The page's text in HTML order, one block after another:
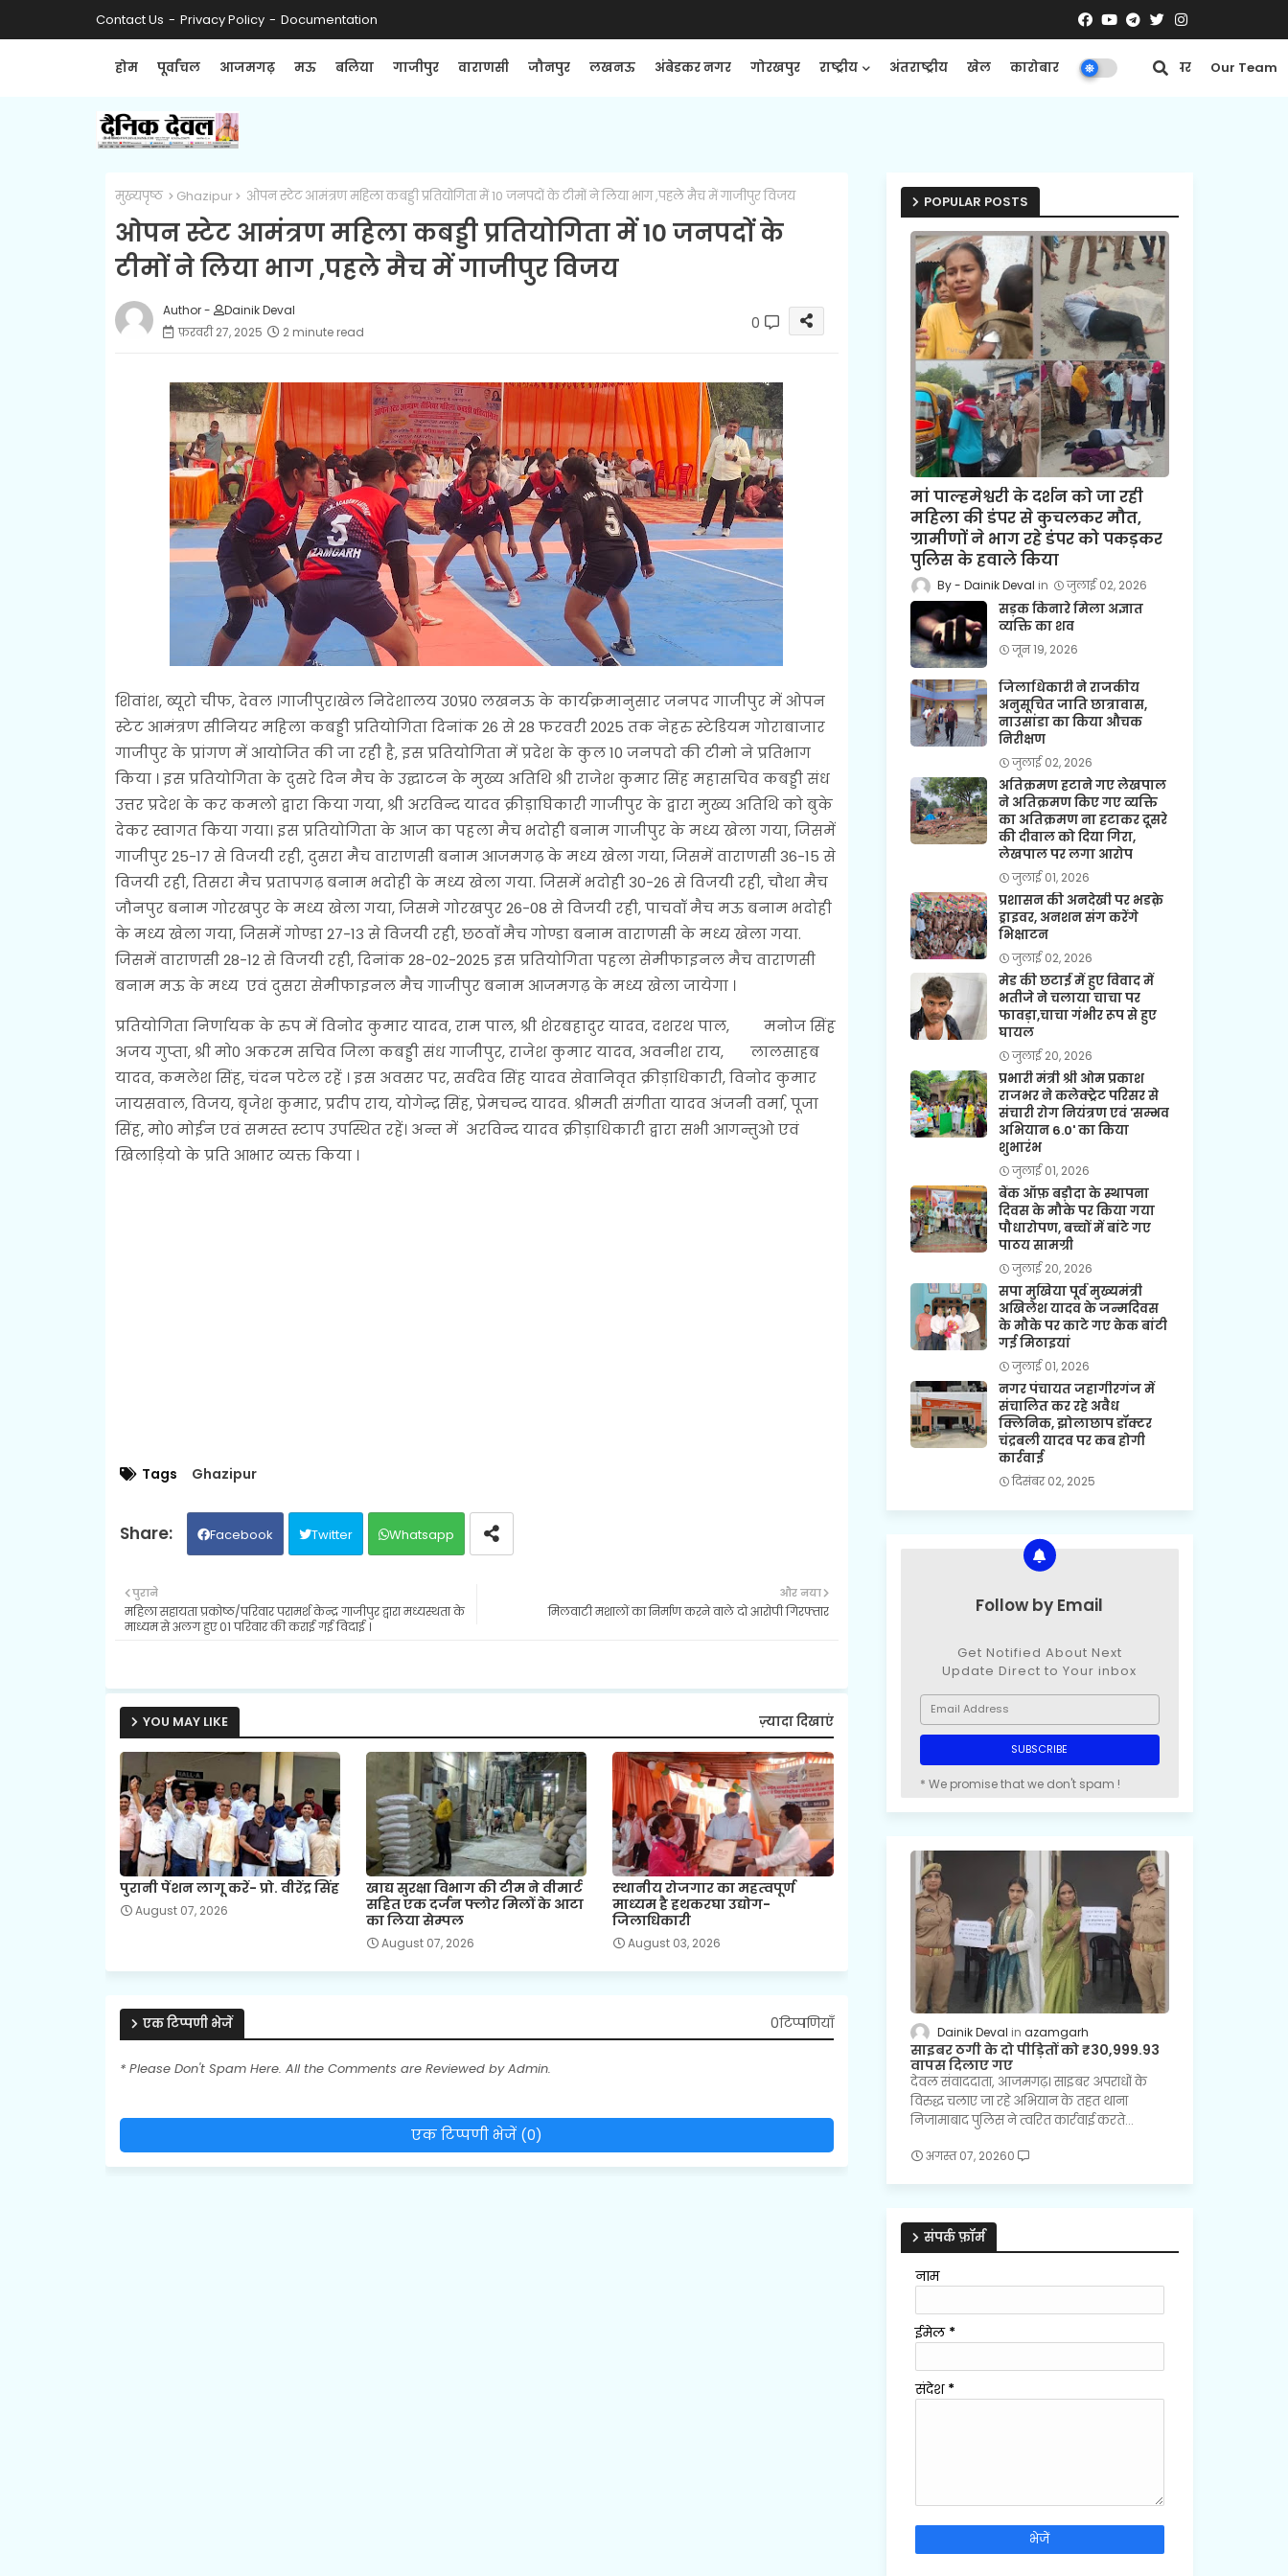
Contact Us Privacy Policy Documentation
होम पूर्वांचल आजमगढ़ मऊ बलिया गाजीपुर वाराणसी जौनपुर लखनऊ अंबेडकर नगर गोरखपुर राष्ट्रीय अंतराष्ट्रीय खेल कारोबार मनोरंजन ई-पेपर Our Team
मुख्यपृष्ठ Ghazipur ओपन स्टेट आमंत्रण महिला कबड्डी प्रतियोगिता में 10 जनपदों के टीमों ने लिया भाग ,पहले मैच में गाजीपुर विजय
ओपन स्टेट आमंत्रण महिला कबड्डी प्रतियोगिता में 10 जनपदों के
टीमों ने लिया भाग ,पहले मैच में गाजीपुर विजय
Author -
Dainik Deval
फ़रवरी 27, 2025
2 minute read 0
शिवांश, ब्यूरो चीफ, देवल ।गाजीपुर।खेल निदेशालय उ0प्र0 लखनऊ के कार्यक्रमानुसार जनपद गाजीपुर में ओपन
स्टेट आमंत्रण सीनियर महिला कबड्डी प्रतियोगिता दिनांक 26 से 28 फरवरी 2025 तक नेहरु स्टेडियम गोराबाजार
गाजीपुर के प्रांगण में आयोजित की जा रही है, इस प्रतियोगिता में प्रदेश के कुल 10 जनपदो की टीमो ने प्रतिभाग
किया । इस प्रतियोगिता के दुसरे दिन मैच के उद्घाटन के मुख्य अतिथि श्री राजेश कुमार सिंह महासचिव कबड्डी संध
उत्तर प्रदेश के कर कमलो द्वारा किया गया, श्री अरविन्द यादव क्रीड़ाघिकारी गाजीपुर के द्वारा मुख्य अतिथि को बुके
देकर स्वागत किया गया। इस प्रतियोगिता के आज का पहला मैच भदोही बनाम गाजीपुर के मध्य खेला गया, जिसमें
गाजीपुर 25-17 से विजयी रही, दुसरा मैच वाराणसी बनाम आजमगढ़ के मध्य खेला गया, जिसमें वाराणसी 36-15 से
विजयी रही, तिसरा मैच प्रतापगढ़ बनाम भदोही के मध्य खेला गया. जिसमें भदोही 30-26 से विजयी रही, चौथा मैच
जौनपुर बनाम गोरखपुर के मध्य खेला गया, जिसमे गोरखपुर 26-08 से विजयी रही, पाचवॉ मैच मऊ बनाम भदोही
के मध्य खेला गया, जिसमें गोण्डा 27-13 से विजयी रही, छठवॉ मैच गोण्डा बनाम वाराणसी के मध्य खेला गया.
जिसमें वाराणसी 28-12 से विजयी रही, दिनांक 28-02-2025 इस प्रतियोगिता पहला सेमीफाइनल मैच वाराणसी
बनाम मऊ के मध्य एवं दुसरा सेमीफाइनल मैच गाजीपुर बनाम आजमगढ़ के मध्य खेला जायेगा ।
प्रतियोगिता निर्णायक के रुप में विनोद कुमार यादव, राम पाल, श्री शेरबहादुर यादव, दशरथ पाल, मनोज सिंह़
अजय गुप्ता, श्री मो0 अकरम सचिव जिला कबड्डी संध गाजीपुर, राजेश कुमार यादव, अवनीश राय, लालसाहब
यादव, कमलेश सिंह, चंदन पटेल रहें । इस अवसर पर, सर्वदेव सिंह यादव सेवानिवृत क्रीड़ाधिकारी, विनोद कुमार
जायसवाल, विजय, बृजेश कुमार, प्रदीप राय, योगेन्द्र सिंह, प्रेमचन्द यादव. श्रीमती संगीता यादव अंजनी वर्मा, पूजा
सिंह, मो0 मोईन एवं समस्त स्टाप उपस्थित रहें। अन्त में अरविन्द यादव क्रीड़ाधिकारी द्वारा सभी आगन्तुओ एवं
खिलाड़ियो के प्रति आभार व्यक्त किया ।
Tags Ghazipur
Facebook Twitter Whatsapp
और नया
मिलवाटी मशालों का निर्माण करने वाले दो आरोपी गिरफ्तार
पुराने
महिला सहायता प्रकोष्ठ/परिवार परामर्श केन्द्र गाजीपुर द्वारा मध्यस्थता के
माध्यम से अलग हुए 01 परिवार की कराई गई विदाई ।
YOU MAY LIKE ज़्यादा दिखाएं
पुरानी पेंशन लागू करें- प्रो. वीरेंद्र सिंह
August 07, 2026
खाद्य सुरक्षा विभाग की टीम ने वीमार्ट
सहित एक दर्जन फ्लोर मिलों के आटा
का लिया सेम्‍पल
August 07, 2026
स्‍थानीय रोजगार का महत्‍वपूर्ण
माध्‍यम है हथकरघा उद्योग-
जिलाधिकारी
August 03, 2026
एक टिप्पणी भेजें 0टिप्पणियाँ
* Please Don't Spam Here. All the Comments are Reviewed by Admin.
एक टिप्पणी भेजें (0)
POPULAR POSTS
मां पाल्हमेश्वरी के दर्शन को जा रही
महिला की डंपर से कुचलकर मौत,
ग्रामीणों ने भाग रहे डंपर को पकड़कर
पुलिस के हवाले किया
Dainik Deval जुलाई 02, 2026
सड़क किनारे मिला अज्ञात
व्यक्ति का शव
जून 19, 2026
जिलाधिकारी ने राजकीय
अनुसूचित जाति छात्रावास,
नाउसांडा का किया औचक
निरीक्षण
जुलाई 02, 2026
अतिक्रमण हटाने गए लेखपाल
ने अतिक्रमण किए गए व्यक्ति
का अतिक्रमण ना हटाकर दूसरे
की दीवाल को दिया गिरा,
लेखपाल पर लगा आरोप
जुलाई 01, 2026
प्रशासन की अनदेखी पर भडक़े
ड्राइवर, अनशन संग करेंगे
भिक्षाटन
जुलाई 02, 2026
मेड की छटाई में हुए विवाद में
भतीजे ने चलाया चाचा पर
फावड़ा,चाचा गंभीर रूप से हुए
घायल
जुलाई 20, 2026
प्रभारी मंत्री श्री ओम प्रकाश
राजभर ने कलेक्ट्रेट परिसर से
संचारी रोग नियंत्रण एवं 'सम्भव
अभियान 6.0' का किया
शुभारंभ
जुलाई 01, 2026
बैंक ऑफ़ बड़ौदा के स्थापना
दिवस के मौके पर किया गया
पौधारोपण, बच्चों में बांटे गए
पाठय सामग्री
जुलाई 20, 2026
सपा मुखिया पूर्व मुख्यमंत्री
अखिलेश यादव के जन्मदिवस
के मौके पर काटे गए केक बांटी
गई मिठाइयां
जुलाई 01, 2026
नगर पंचायत जहागीरगंज में
संचालित कर रहे अवैध
क्लिनिक, झोलाछाप डॉक्टर
चंद्रबली यादव पर कब होगी
कार्रवाई
दिसंबर 02, 2025
Follow by Email
Get Notified About Next
Update Direct to Your inbox
* We promise that we don't spam !
Dainik Deval azamgarh
साइबर ठगी के दो पीड़ितों को ₹30,999.93
वापस दिलाए गए
देवल संवाददाता, आजमगढ़। साइबर अपराधों के
विरुद्ध चलाए जा रहे अभियान के तहत थाना
निजामाबाद पुलिस ने त्वरित कार्रवाई करते…
अगस्त 07, 20260
संपर्क फ़ॉर्म
नाम
ईमेल *
संदेश *